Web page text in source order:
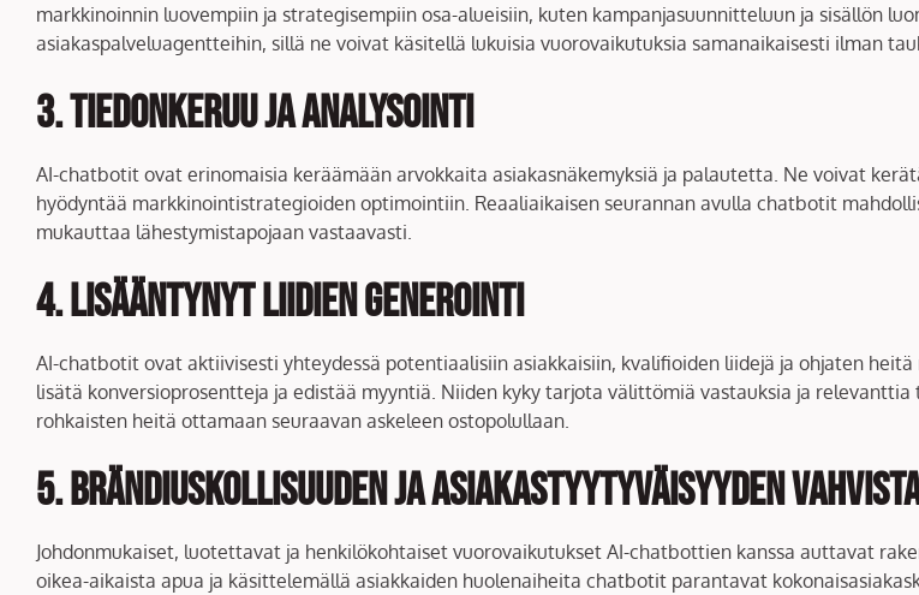
markkinoinnin luovempiin ja strategisempiin osa-alueisiin, kuten kampanjasuunnitteluun ja sisällön
asiakaspalveluagentteihin, sillä ne voivat käsitellä lukuisia vuorovaikutuksia samanaikaisesti ilman
3. Tiedonkeruu ja analysointi
AI-chatbotit ovat erinomaisia keräämään arvokkaita asiakasnäkemyksiä ja palautetta. Ne voivat
hyödyntää markkinointistrategioiden optimointiin. Reaaliaikaisen seurannan avulla chatbotit
mukauttaa lähestymistapojaan vastaavasti.
4. Lisääntynyt liidien generointi
AI-chatbotit ovat aktiivisesti yhteydessä potentiaalisiin asiakkaisiin, kvalifioiden liidejä ja ohjaten
lisätä konversioprosentteja ja edistää myyntiä. Niiden kyky tarjota välittömiä vastauksia ja
rohkaisten heitä ottamaan seuraavan askeleen ostopolullaan.
5. Brändiuskollisuuden ja asiakastyytyväisyyden
Johdonmukaiset, luotettavat ja henkilökohtaiset vuorovaikutukset AI-chatbottien kanssa auttavat
oikea-aikaista apua ja käsittelemällä asiakkaiden huolenaiheita chatbotit parantavat